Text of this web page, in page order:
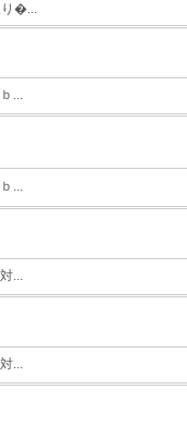
り�...
...
...
...
...